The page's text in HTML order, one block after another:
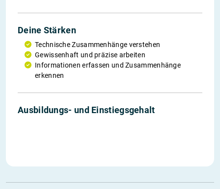
Deine Stärken
Technische Zusammenhänge verstehen
Gewissenhaft und präzise arbeiten
Informationen erfassen und Zusammenhänge
erkennen
Ausbildungs- und Einstiegs­gehalt
1 164 €
1 233 €
1 295 €
1 356 €